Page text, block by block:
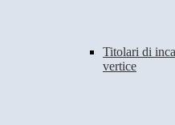
Titolari di
vertice